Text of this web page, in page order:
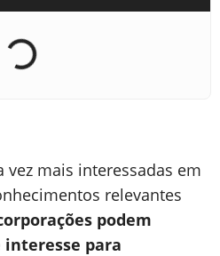
vez mais interessadas em
relevantes
podem
para